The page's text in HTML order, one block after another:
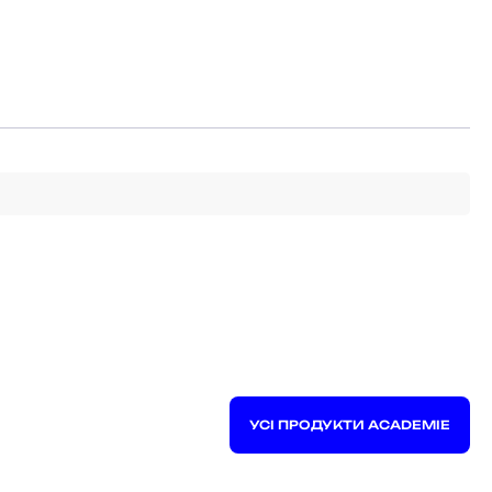
УСІ ПРОДУКТИ ACADEMIE